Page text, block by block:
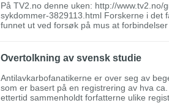
På TV2.no denne uken: http://
sykdommer-3829113.html Forskerne i det
funnet ut ved forsøk på mus at forbindelser
Overtolkning av svensk studie
Antilavkarbofanatikerne er over seg av
som er basert på en registrering av hva
ettertid sammenholdt forfatterne ulike